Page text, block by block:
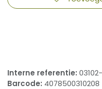
Interne referentie:
Barcode: 4078500310208